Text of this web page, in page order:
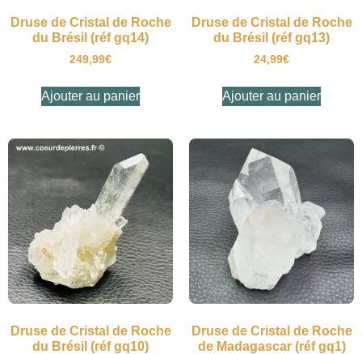
Druse de Cristal de Roche
du Brésil (réf gq14)
249,99€
Ajouter au panier
Druse de Cristal de Roche
du Brésil (réf gq13)
24,99€
Ajouter au panier
Druse de Cristal de Roche
du Brésil (réf gq10)
Druse de Cristal de Roche
de Madagascar (réf gq1)